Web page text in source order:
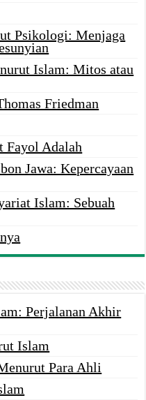
Psikologi: Menjaga
Islam: Mitos atau
Friedman
Fayol Adalah
Jawa: Kepercayaan
Islam: Sebuah
Perjalanan Akhir
Islam
Para Ahli